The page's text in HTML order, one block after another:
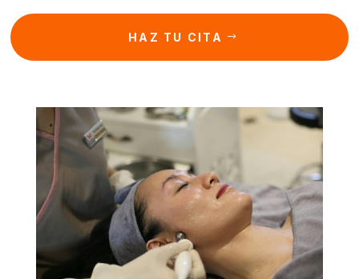
HAZ TU CITA